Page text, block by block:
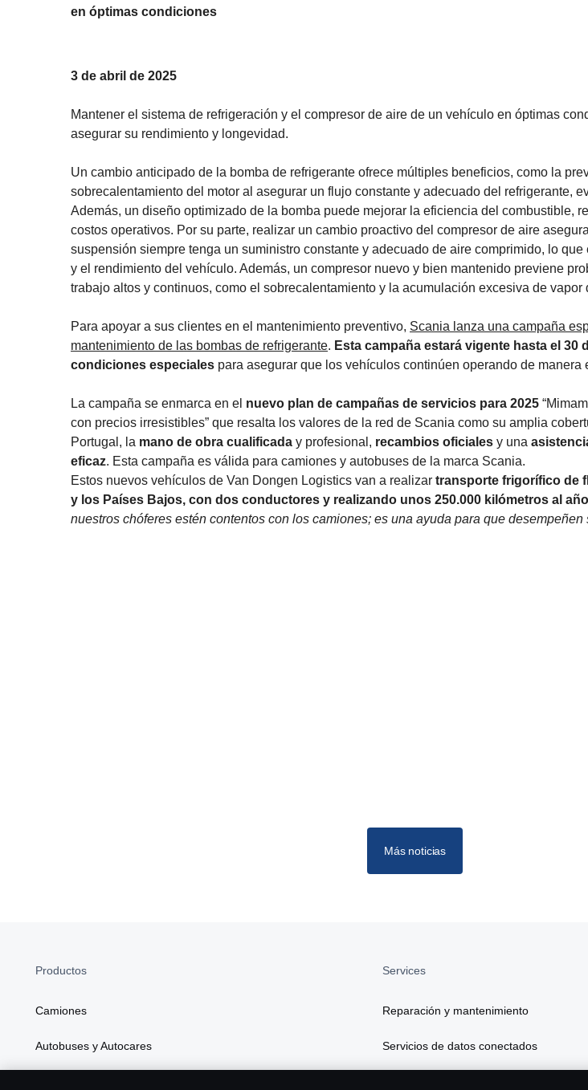
en óptimas condiciones
3 de abril de 2025
Mantener el sistema de refrigeración y el compresor de aire de un vehículo en óptimas
asegurar su rendimiento y longevidad.
Un cambio anticipado de la bomba de refrigerante ofrece múltiples beneficios, como la
sobrecalentamiento del motor al asegurar un flujo constante y adecuado del refrigerante,
Además, un diseño optimizado de la bomba puede mejorar la eficiencia del combustible,
costos operativos. Por su parte, realizar un cambio proactivo del compresor de aire
suspensión siempre tenga un suministro constante y adecuado de aire comprimido, lo
y el rendimiento del vehículo. Además, un compresor nuevo y bien mantenido previene
trabajo altos y continuos, como el sobrecalentamiento y la acumulación excesiva de vapor
Para apoyar a sus clientes en el mantenimiento preventivo, Scania lanza una campaña
mantenimiento de las bombas de refrigerante. Esta campaña estará vigente hasta el 30
condiciones especiales para asegurar que los vehículos continúen operando de manera
La campaña se enmarca en el nuevo plan de campañas de servicios para 2025
con precios irresistibles” que resalta los valores de la red de Scania como su amplia
Portugal, la mano de obra cualificada y profesional, recambios oficiales y una
eficaz. Esta campaña es válida para camiones y autobuses de la marca Scania.
Estos nuevos vehículos de Van Dongen Logistics van a realizar transporte frigorífico de
y los Países Bajos, con dos conductores y realizando unos 250.000 kilómetros al año
nuestros chóferes estén contentos con los camiones; es una ayuda para que desempeñen
Más noticias
Productos
Camiones
Autobuses y Autocares
Services
Reparación y mantenimiento
Servicios de datos conectados